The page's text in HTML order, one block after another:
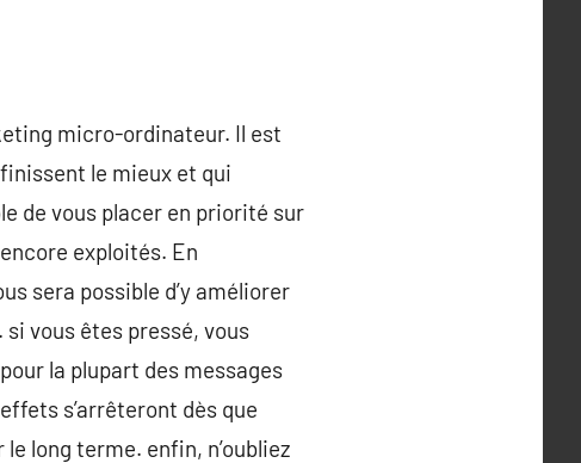
micro-ordinateur. Il est
le mieux et qui
de vous placer en priorité sur
exploités. En
sera possible d’y améliorer
vous êtes pressé, vous
la plupart des messages
s’arrêteront dès que
long terme. enfin, n’oubliez